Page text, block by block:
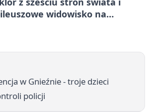
widowisko na
w Gnieźnie - troje dzieci
policji